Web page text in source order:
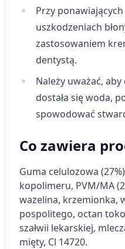
Przy
uszkodzeniach
zastosowaniem
dentystą.
Należy uważać,
dostała się woda,
spowodować
Co zawiera
Guma celulozowa
kopolimeru, PVM/MA
wazelina, krzemionka,
pospolitego, octan
szałwii lekarskiej,
mięty, Cl 14720.
Użycie dokładnych
geolokalizacyjnych
Identyfikowanie
aktywnie żądanych
Cele przetwarzania inne niż IAB:
Niezbędne
Wydajność (Performance)
Reklama / śledzenie